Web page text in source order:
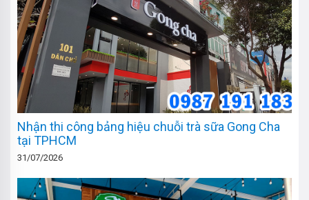
Nhận thi công bảng hiệu chuỗi trà sữa Gong Cha
tại TPHCM
31/07/2026